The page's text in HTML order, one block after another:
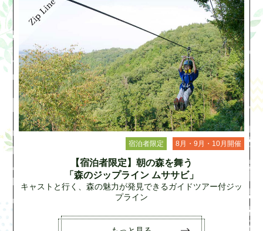
宿泊者限定 8月・9月・10月開催
【宿泊者限定】朝の森を舞う
「森のジップライン ムササビ」
キャストと行く、森の魅力が発見できるガイドツアー付ジッ
プライン